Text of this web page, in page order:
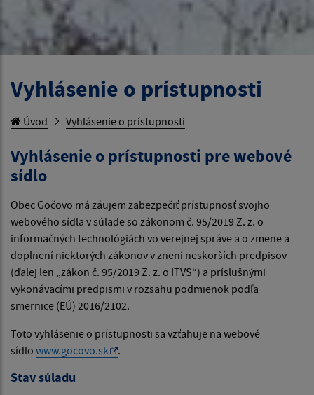
Vyhlásenie o prístupnosti
Úvod Vyhlásenie o prístupnosti
Vyhlásenie o prístupnosti pre webové
sídlo
Obec Gočovo má záujem zabezpečiť prístupnosť svojho
webového sídla v súlade so zákonom č. 95/2019 Z. z. o
informačných technológiách vo verejnej správe a o zmene a
doplnení niektorých zákonov v znení neskorších predpisov
(ďalej len „zákon č. 95/2019 Z. z. o ITVS“) a príslušnými
vykonávacími predpismi v rozsahu podmienok podľa
smernice (EÚ) 2016/2102.
Toto vyhlásenie o prístupnosti sa vzťahuje na webové
sídlo www.gocovo.sk .
Stav súladu